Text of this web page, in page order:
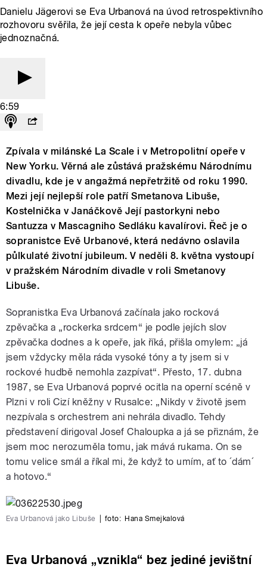
Danielu Jägerovi se Eva Urbanová na úvod retrospektivního
rozhovoru svěřila, že její cesta k opeře nebyla vůbec
jednoznačná.
6:59
Zpívala v milánské La Scale i v Metropolitní opeře v
New Yorku. Věrná ale zůstává pražskému Národnímu
divadlu, kde je v angažmá nepřetržitě od roku 1990.
Mezi její nejlepší role patří Smetanova Libuše,
Kostelnička v Janáčkově Její pastorkyni nebo
Santuzza v Mascagniho Sedláku kavalírovi. Řeč je o
sopranistce Evě Urbanové, která nedávno oslavila
půlkulaté životní jubileum. V neděli 8. května vystoupí
v pražském Národním divadle v roli Smetanovy
Libuše.
Sopranistka Eva Urbanová začínala jako rocková
zpěvačka a „rockerka srdcem“ je podle jejích slov
zpěvačka dodnes a k opeře, jak říká, přišla omylem: „já
jsem vždycky měla ráda vysoké tóny a ty jsem si v
rockové hudbě nemohla zazpívat“. Přesto, 17. dubna
1987, se Eva Urbanová poprvé ocitla na operní scéně v
Plzni v roli Cizí kněžny v Rusalce: „Nikdy v životě jsem
nezpívala s orchestrem ani nehrála divadlo. Tehdy
představení dirigoval Josef Chaloupka a já se přiznám, že
jsem moc nerozuměla tomu, jak mává rukama. On se
tomu velice smál a říkal mi, že když to umím, ať to ´dám´
a hotovo.“
Eva Urbanová jako Libuše foto: Hana Smejkalová
Eva Urbanová „vznikla“ bez jediné jevištní